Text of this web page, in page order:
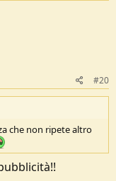
#20
che non ripete altro